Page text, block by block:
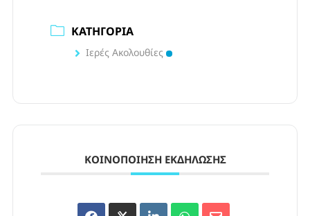
ΚΑΤΗΓΟΡΊΑ
Ιερές Ακολουθίες
ΚΟΙΝΟΠΟΊΗΣΗ ΕΚΔΉΛΩΣΗΣ